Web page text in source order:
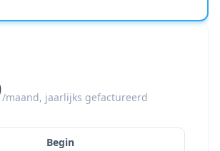
/maand, jaarlijks gefactureerd
Begin